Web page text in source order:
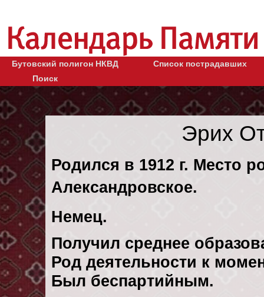
Бутовский полигон НКВД
Список пострадавших
Поиск
Эрих
Родился в 1912 г. Место
Александровское.
Немец.
Получил среднее
Род деятельности к
Был беспартийным.